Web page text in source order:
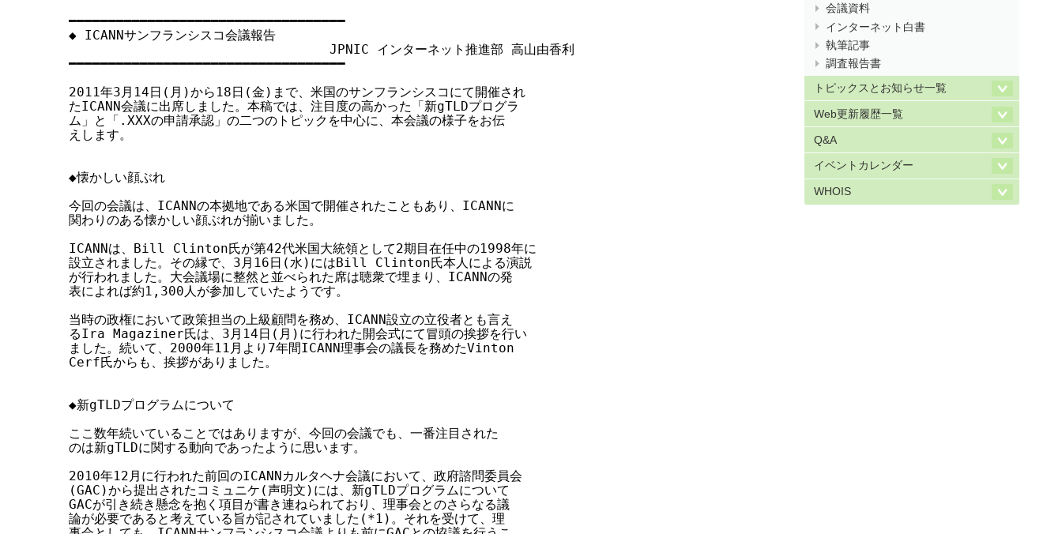
━━━━━━━━━━━━━━━━━━━━━━━━━━━━━━━━━━━
◆ ICANNサンフランシスコ会議報告
                                 JPNIC インターネット推進部 高山由香利
━━━━━━━━━━━━━━━━━━━━━━━━━━━━━━━━━━━
2011年3月14日(月)から18日(金)まで、米国のサンフランシスコにて開催され
たICANN会議に出席しました。本稿では、注目度の高かった「新gTLDプログラ
ム」と「.XXXの申請承認」の二つのトピックを中心に、本会議の様子をお伝
えします。
◆懐かしい顔ぶれ
今回の会議は、ICANNの本拠地である米国で開催されたこともあり、ICANNに
関わりのある懐かしい顔ぶれが揃いました。
ICANNは、Bill Clinton氏が第42代米国大統領として2期目在任中の1998年に
設立されました。その縁で、3月16日(水)にはBill Clinton氏本人による演説
が行われました。大会議場に整然と並べられた席は聴衆で埋まり、ICANNの発
表によれば約1,300人が参加していたようです。
当時の政権において政策担当の上級顧問を務め、ICANN設立の立役者とも言え
るIra Magaziner氏は、3月14日(月)に行われた開会式にて冒頭の挨拶を行い
ました。続いて、2000年11月より7年間ICANN理事会の議長を務めたVinton
Cerf氏からも、挨拶がありました。
◆新gTLDプログラムについて
ここ数年続いていることではありますが、今回の会議でも、一番注目された
のは新gTLDに関する動向であったように思います。
2010年12月に行われた前回のICANNカルタヘナ会議において、政府諮問委員会
(GAC)から提出されたコミュニケ(声明文)には、新gTLDプログラムについて
GACが引き続き懸念を抱く項目が書き連ねられており、理事会とのさらなる議
論が必要であると考えている旨が記されていました(*1)。それを受けて、理
会議資料
インターネット白書
執筆記事
調査報告書
トピックスとお知らせ一覧
Web更新履歴一覧
Q&A
イベントカレンダー
WHOIS